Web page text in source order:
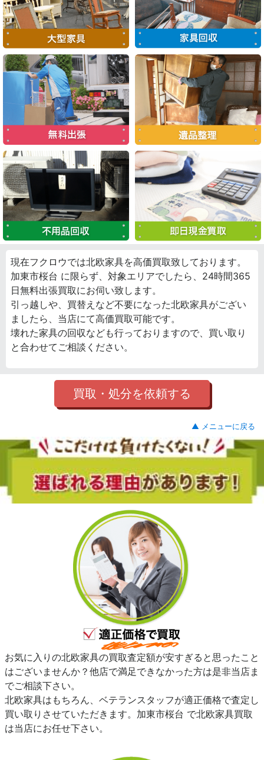
現在フクロウでは北欧家具を高価買取致しております。
加東市桜台 に限らず、対象エリアでしたら、24時間365
日無料出張買取にお伺い致します。
引っ越しや、買替えなど不要になった北欧家具がござい
ましたら、当店にて高価買取可能です。
壊れた家具の回収なども行っておりますので、買い取り
と合わせてご相談ください。
買取・処分を依頼する
▲ メニューに戻る
お気に入りの北欧家具の買取査定額が安すぎると思ったこと
はございませんか？他店で満足できなかった方は是非当店ま
でご相談下さい。
北欧家具はもちろん、ベテランスタッフが適正価格で査定し
買い取りさせていただきます。加東市桜台 で北欧家具買取
は当店にお任せ下さい。